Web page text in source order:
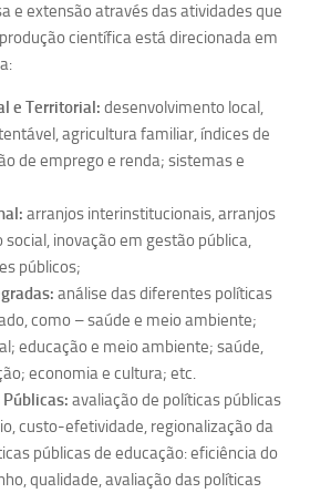
encerrados
(Tech Law)
GPUBLIC – Centro de Estudos em Gestão
Contemporâneas
encerrados
dos Santos
Sabático Encerrados
Pereira de Lima
Godoy Bernardo de Oliveira (FDRP)
Eduardo Seron Ruiz
e extensão através das atividades que
científica está direcionada em
e Territorial: desenvolvimento local,
agricultura familiar, índices de
de emprego e renda; sistemas e
arranjos interinstitucionais, arranjos
inovação em gestão pública,
públicos;
análise das diferentes políticas
como – saúde e meio ambiente;
educação e meio ambiente; saúde,
economia e cultura; etc.
avaliação de políticas públicas
custo-efetividade, regionalização da
públicas de educação: eficiência do
qualidade, avaliação das políticas